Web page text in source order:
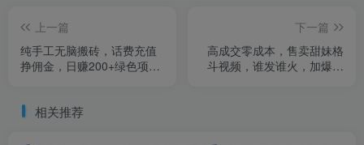
上一篇
纯手工无脑搬砖，话费充值
挣佣金，日赚200+绿色项目
下一篇
高成交零成本，售卖甜妹格
斗视频，谁发谁火，加爆微
相关推荐